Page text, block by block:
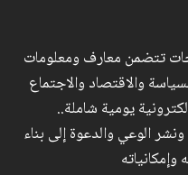
تتضمن معارف ومعلومات
والاقتصاد والاجتماع
يومية شاملة..
الوعي والدعوة إلى بناء
وإمكانياته